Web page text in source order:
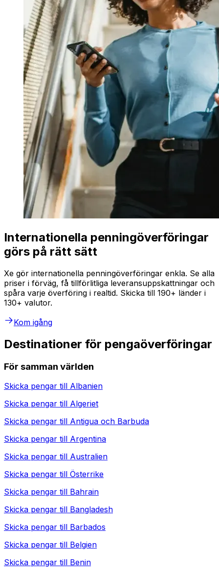
Internationella penningöverföringar
görs på rätt sätt
Xe gör internationella penningöverföringar enkla. Se alla
priser i förväg, få tillförlitliga leveransuppskattningar och
spåra varje överföring i realtid. Skicka till 190+ länder i
130+ valutor.
Kom igång
Destinationer för pengaöverföringar
För samman världen
Skicka pengar till Albanien
Skicka pengar till Algeriet
Skicka pengar till Antigua och Barbuda
Skicka pengar till Argentina
Skicka pengar till Australien
Skicka pengar till Österrike
Skicka pengar till Bahrain
Skicka pengar till Bangladesh
Skicka pengar till Barbados
Skicka pengar till Belgien
Skicka pengar till Benin